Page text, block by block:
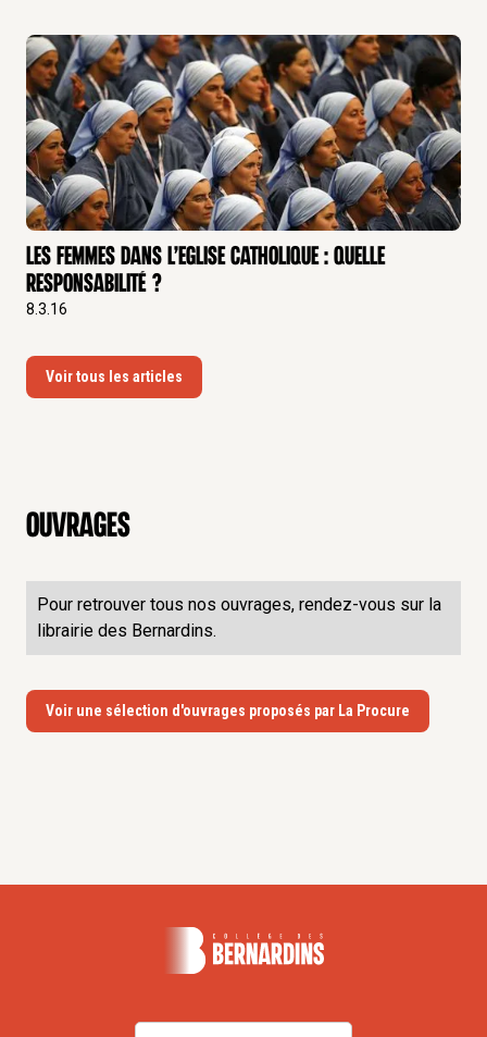
Les femmes dans l’Eglise catholique : quelle
responsabilité ?
8.3.16
Voir tous les articles
Ouvrages
Pour retrouver tous nos ouvrages, rendez-vous sur la
librairie des Bernardins.
Voir une sélection d'ouvrages proposés par La Procure